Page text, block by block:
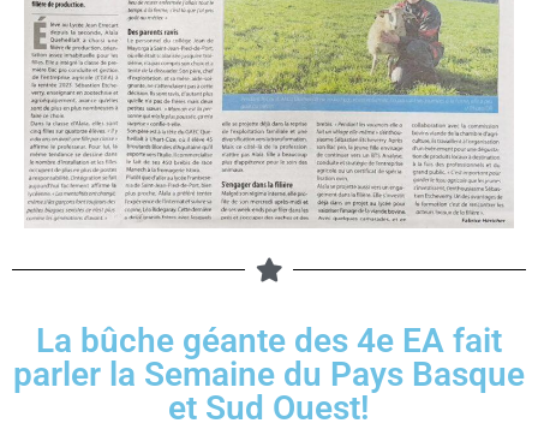
La bûche géante des 4e EA fait
parler la Semaine du Pays Basque
et Sud Ouest!